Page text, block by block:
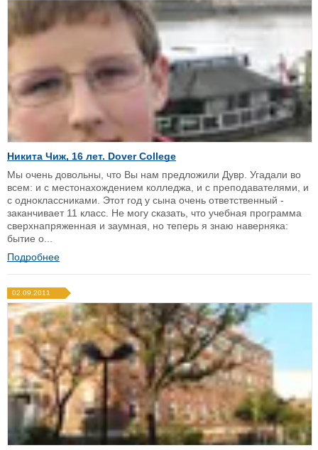
Никита Чиж, 16 лет. Dover College
Мы очень довольны, что Вы нам предложили Дувр. Угадали во
всем: и с местонахождением колледжа, и с преподавателями, и
с одноклассниками. Этот год у сына очень ответственный -
заканчивает 11 класс. Не могу сказать, что учебная программа
сверхнапряженная и заумная, но теперь я знаю наверняка:
бытие о...
Подробнее
02.09.2011